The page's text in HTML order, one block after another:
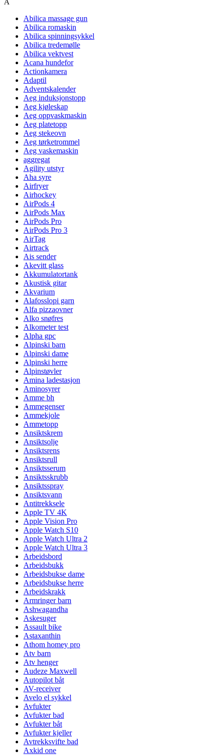
A
Abilica massage gun
Abilica romaskin
Abilica spinningsykkel
Abilica tredemølle
Abilica vektvest
Acana hundefor
Actionkamera
Adaptil
Adventskalender
Aeg induksjonstopp
Aeg kjøleskap
Aeg oppvaskmaskin
Aeg platetopp
Aeg stekeovn
Aeg tørketrommel
Aeg vaskemaskin
aggregat
Agility utstyr
Aha syre
Airfryer
Airhockey
AirPods 4
AirPods Max
AirPods Pro
AirPods Pro 3
AirTag
Airtrack
Ais sender
Akevitt glass
Akkumulatortank
Akustisk gitar
Akvarium
Alafosslopi garn
Alfa pizzaovner
Alko snøfres
Alkometer test
Alpha gpc
Alpinski barn
Alpinski dame
Alpinski herre
Alpinstøvler
Amina ladestasjon
Aminosyrer
Amme bh
Ammegenser
Ammekjole
Ammetopp
Ansiktskrem
Ansiktsolje
Ansiktsrens
Ansiktsrull
Ansiktsserum
Ansiktsskrubb
Ansiktsspray
Ansiktsvann
Antitrekksele
Apple TV 4K
Apple Vision Pro
Apple Watch S10
Apple Watch Ultra 2
Apple Watch Ultra 3
Arbeidsbord
Arbeidsbukk
Arbeidsbukse dame
Arbeidsbukse herre
Arbeidskrakk
Armringer barn
Ashwagandha
Askesuger
Assault bike
Astaxanthin
Athom homey pro
Atv barn
Atv henger
Audeze Maxwell
Autopilot båt
AV-receiver
Avelo el sykkel
Avfukter
Avfukter bad
Avfukter båt
Avfukter kjeller
Avtrekksvifte bad
Axkid one